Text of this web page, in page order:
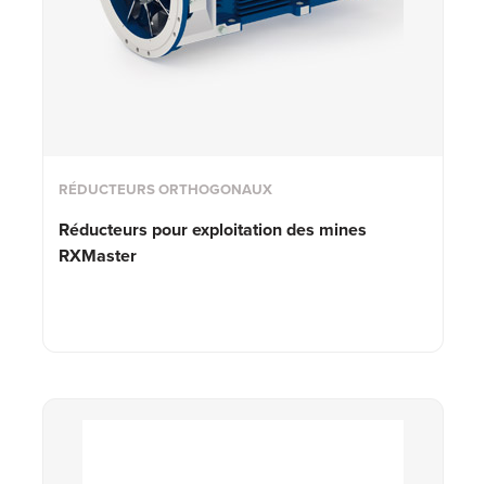
RÉDUCTEURS ORTHOGONAUX
Réducteurs pour exploitation des mines
RXMaster